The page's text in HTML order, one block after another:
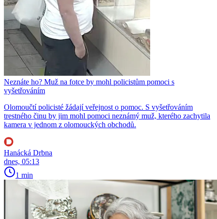
Neznáte ho? Muž na fotce by mohl policistům pomoci s
vyšetřováním
Olomoučtí policisté žádají veřejnost o pomoc. S vyšetřováním
trestného činu by jim mohl pomoci neznámý muž, kterého zachytila
kamera v jednom z olomouckých obchodů.
Hanácká Drbna
dnes, 05:13
1 min